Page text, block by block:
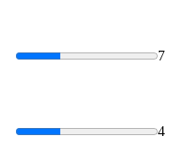
7
4